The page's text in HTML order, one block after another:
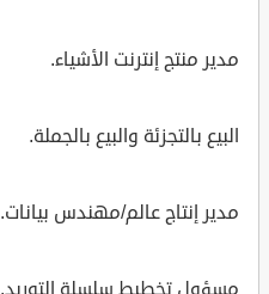
مدير منتج إنترنت الأشياء.
البيع بالتجزئة والبيع بالجملة.
مدير إنتاج عالم/مهندس بيانات.